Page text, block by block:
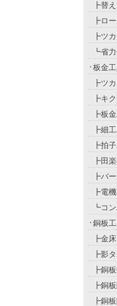
┣替
┣ロ
┣ツ
┗省
板金
┣ツ
┣キ
┣板
┣細
┣拍
┣田
┣バ
┣電
┗コ
銅板
┣金床
┣影
┣銅
┣銅
┣銅